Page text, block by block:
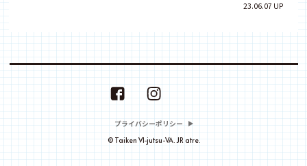
23.06.07 UP
プライバシーポリシー
© Taiken VI-jutsu-VA. JR atre.